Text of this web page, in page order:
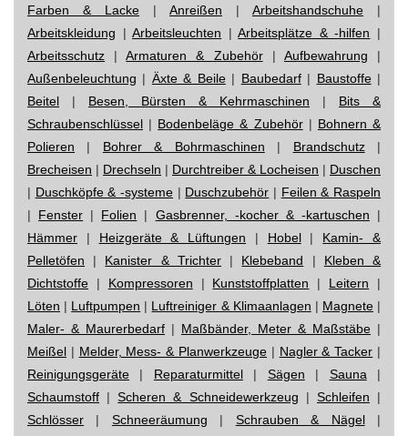
Farben & Lacke | Anreißen | Arbeitshandschuhe |
Arbeitskleidung |Arbeitsleuchten |Arbeitsplätze & -hilfen |
Arbeitsschutz |Armaturen & Zubehör| Aufbewahrung |
Außenbeleuchtung | Äxte & Beile| Baubedarf| Baustoffe|
Beitel | Besen, Bürsten & Kehrmaschinen | Bits &
Schraubenschlüssel | Bodenbeläge & Zubehör| Bohnern &
Polieren | Bohrer & Bohrmaschinen | Brandschutz|
Brecheisen | Drechseln | Durchtreiber & Locheisen | Duschen
| Duschköpfe & -systeme | Duschzubehör | Feilen & Raspeln
| Fenster | Folien | Gasbrenner, -kocher & -kartuschen |
Hämmer | Heizgeräte & Lüftungen | Hobel| Kamin- &
Pelletöfen | Kanister & Trichter| Klebeband | Kleben &
Dichtstoffe | Kompressoren | Kunststoffplatten | Leitern |
Löten | Luftpumpen | Luftreiniger & Klimaanlagen | Magnete|
Maler- & Maurerbedarf | Maßbänder, Meter & Maßstäbe |
Meißel | Melder, Mess- & Planwerkzeuge | Nagler & Tacker |
Reinigungsgeräte | Reparaturmittel| Sägen | Sauna |
Schaumstoff |Scheren & Schneidewerkzeug | Schleifen |
Schlösser | Schneeräumung | Schrauben & Nägel|